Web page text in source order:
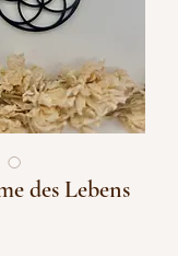
des Lebens